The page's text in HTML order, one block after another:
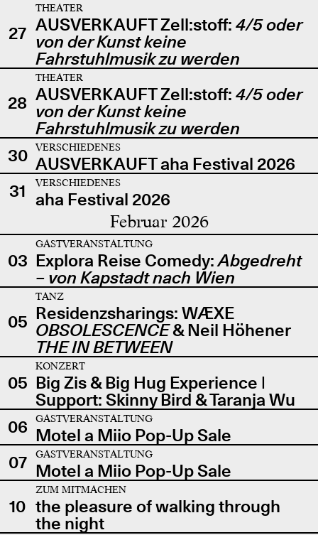
27
THEATER
AUSVERKAUFT Zell:stoff: 4/5 oder
von der Kunst keine
Fahrstuhlmusik zu werden
28
THEATER
AUSVERKAUFT Zell:stoff: 4/5 oder
von der Kunst keine
Fahrstuhlmusik zu werden
30
VERSCHIEDENES
AUSVERKAUFT aha Festival 2026
31
VERSCHIEDENES
aha Festival 2026
Februar 2026
03
GASTVERANSTALTUNG
Explora Reise Comedy:Abgedreht
– von Kapstadt nach Wien
05
TANZ
Residenzsharings: WÆXE
OBSOLESCENCE& Neil Höhener
THE IN BETWEEN
05
KONZERT
Big Zis & Big Hug Experience |
Support: Skinny Bird & Taranja Wu
06
GASTVERANSTALTUNG
Motel a Miio Pop-Up Sale
07
GASTVERANSTALTUNG
Motel a Miio Pop-Up Sale
10
ZUM MITMACHEN
the pleasure of walking through
the night